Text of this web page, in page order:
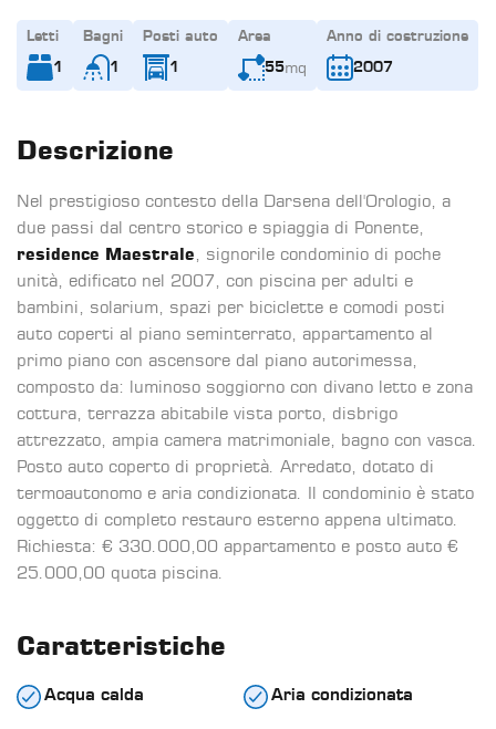
Letti
1
Bagni
1
Posti auto
1
Area
55mq
Anno di costruzione
2007
Descrizione
Nel prestigioso contesto della Darsena dell'Orologio, a
due passi dal centro storico e spiaggia di Ponente,
residence Maestrale, signorile condominio di poche
unità, edificato nel 2007, con piscina per adulti e
bambini, solarium, spazi per biciclette e comodi posti
auto coperti al piano seminterrato, appartamento al
primo piano con ascensore dal piano autorimessa,
composto da: luminoso soggiorno con divano letto e zona
cottura, terrazza abitabile vista porto, disbrigo
attrezzato, ampia camera matrimoniale, bagno con vasca.
Posto auto coperto di proprietà. Arredato, dotato di
termoautonomo e aria condizionata. Il condominio è stato
oggetto di completo restauro esterno appena ultimato.
Richiesta: € 330.000,00 appartamento e posto auto €
25.000,00 quota piscina.
Caratteristiche
Acqua calda Aria condizionata